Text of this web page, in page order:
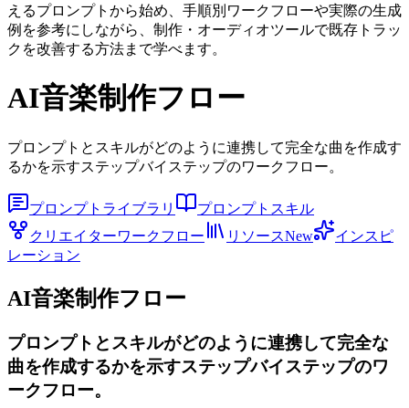
えるプロンプトから始め、手順別ワークフローや実際の生成
例を参考にしながら、制作・オーディオツールで既存トラッ
クを改善する方法まで学べます。
AI音楽制作フロー
プロンプトとスキルがどのように連携して完全な曲を作成す
るかを示すステップバイステップのワークフロー。
プロンプトライブラリ
プロンプトスキル
クリエイターワークフロー
リソースNew
インスピ
レーション
AI音楽制作フロー
プロンプトとスキルがどのように連携して完全な
曲を作成するかを示すステップバイステップのワ
ークフロー。